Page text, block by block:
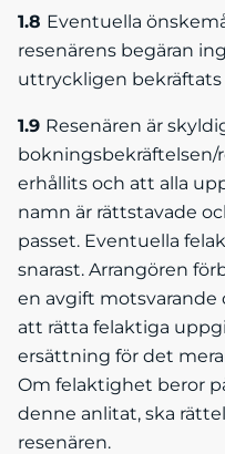
1.8 Eventuella
resenärens begäran
uttryckligen bekräftats
1.9 Resenären är
bokningsbekräftelsen/
erhållits och att alla
namn är rättstavade
passet. Eventuella
snarast. Arrangören
en avgift motsvarande
att rätta felaktiga
ersättning för det
Om felaktighet beror
denne anlitat, ska
resenären.